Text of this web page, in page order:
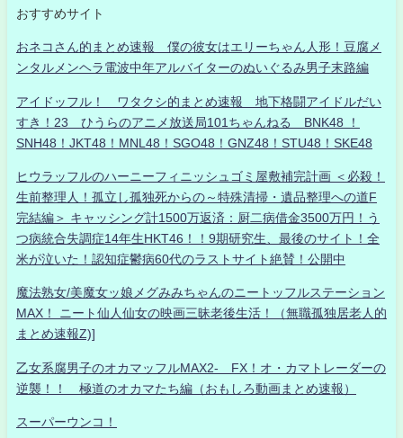
おすすめサイト
おネコさん的まとめ速報 僕の彼女はエリーちゃん人形！豆腐メ
ンタルメンヘラ電波中年アルバイターのぬいぐるみ男子末路編
アイドッフル！ ワタクシ的まとめ速報 地下格闘アイドルだい
すき！23 ひうらのアニメ放送局101ちゃんねる BNK48 ！
SNH48！JKT48！MNL48！SGO48！GNZ48！STU48！SKE48
ヒウラッフルのハーニーフィニッシュゴミ屋敷補完計画 ＜必殺！
生前整理人！孤立し孤独死からの～特殊清掃・遺品整理への道F
完結編＞ キャッシング計1500万返済：厨二病借金3500万円！う
つ病統合失調症14年生HKT46！！9期研究生、最後のサイト！全
米が泣いた！認知症鬱病60代のラストサイト絶賛！公開中
魔法熟女/美魔女ッ娘メグみみちゃんのニートッフルステーション
MAX！ ニート仙人仙女の映画三昧老後生活！（無職孤独居老人的
まとめ速報Z)]
乙女系腐男子のオカマッフルMAX2- FX！オ・カマトレーダーの
逆襲！！ 極道のオカマたち編（おもしろ動画まとめ速報）
スーパーウンコ！